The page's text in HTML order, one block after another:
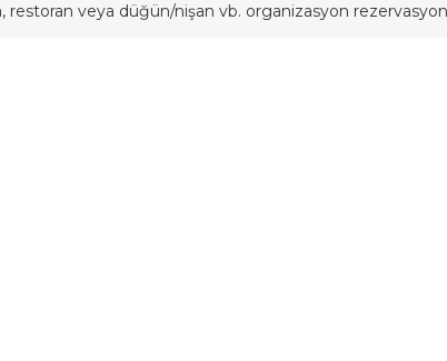
veya düğün/nişan vb. organizasyon